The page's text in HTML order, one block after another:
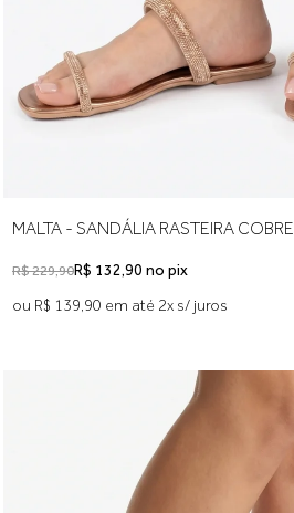
MALTA - SANDÁLIA RASTEIRA COBRE
R$ 229,90R$ 132,90 no pix
ou R$ 139,90 em até 2x s/ juros